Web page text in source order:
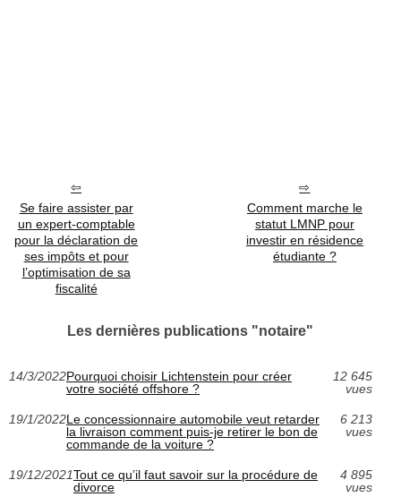
Se faire assister par
un expert-comptable
pour la déclaration de
ses impôts et pour
l’optimisation de sa
fiscalité
Comment marche le
statut LMNP pour
investir en résidence
étudiante ?
Les dernières publications "notaire"
14/3/2022Pourquoi choisir Lichtenstein pour créer
votre société offshore ?
12 645
vues
19/1/2022Le concessionnaire automobile veut retarder
la livraison comment puis-je retirer le bon de
commande de la voiture ?
6 213
vues
19/12/2021Tout ce qu’il faut savoir sur la procédure de
divorce
4 895
vues